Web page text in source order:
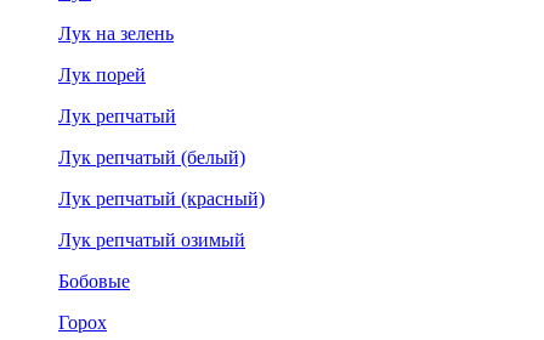
Лук на зелень
Лук порей
Лук репчатый
Лук репчатый (белый)
Лук репчатый (красный)
Лук репчатый озимый
Бобовые
Горох